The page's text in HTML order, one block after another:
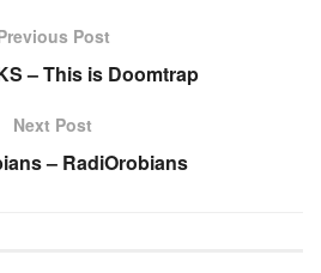
Post
– This is Doomtrap
Next Post
– RadiOrobians